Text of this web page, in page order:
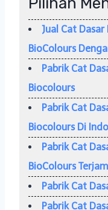
Jual Cat
BioColours
Pabrik Cat
Biocolours
Pabrik Cat
Biocolours Di
Pabrik Cat
BioColours
Pabrik Cat
Pabrik Cat